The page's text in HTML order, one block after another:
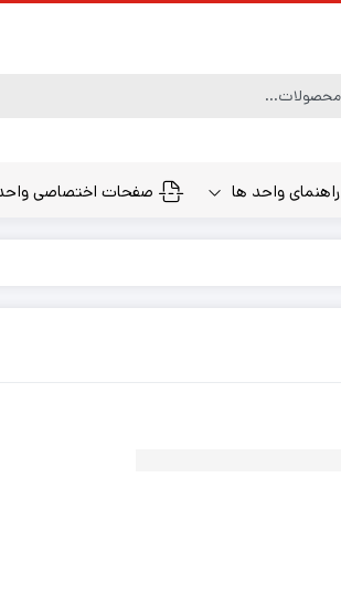
راهنمای واحد ها صفحات اختصاصی